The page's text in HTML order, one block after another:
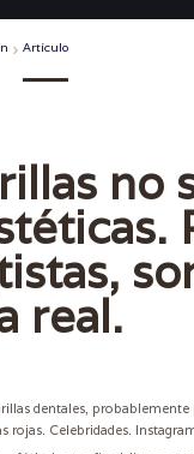
Artículo
no
real.
dentales, probablemente
rojas. Celebridades.